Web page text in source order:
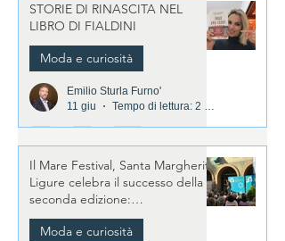
STORIE DI RINASCITA NEL
LIBRO DI FIALDINI
Moda e curiosità
Emilio Sturla Furno'
11 giu
Il Mare Festival, Santa Margherita
Ligure celebra il successo della
seconda edizione:
appuntamento al 2027
Moda e curiosità